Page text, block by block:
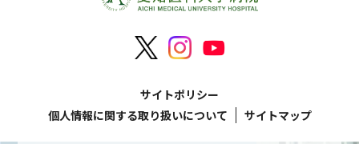
サイトポリシー
個人情報に関する取り扱いについて
サイトマップ